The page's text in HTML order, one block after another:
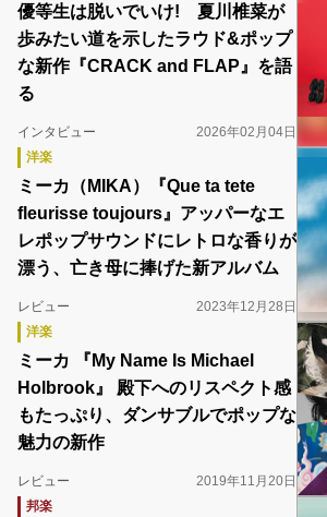
優等生は脱いでいけ! 夏川椎菜が
歩みたい道を示したラウド&ポップ
な新作『CRACK and FLAP』を語
る
インタビュー
2026年02月04日
洋楽
ミーカ（MIKA）『Que ta tete
fleurisse toujours』アッパーなエ
レポップサウンドにレトロな香りが
漂う、亡き母に捧げた新アルバム
レビュー
2023年12月28日
洋楽
ミーカ 『My Name Is Michael
Holbrook』 殿下へのリスペクト感
もたっぷり、ダンサブルでポップな
魅力の新作
レビュー
2019年11月20日
邦楽